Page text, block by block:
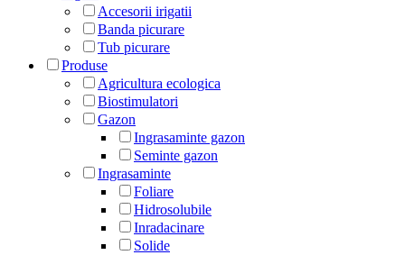
Accesorii irigatii
Banda picurare
Tub picurare
Produse
Agricultura ecologica
Biostimulatori
Gazon
Ingrasaminte gazon
Seminte gazon
Ingrasaminte
Foliare
Hidrosolubile
Inradacinare
Solide